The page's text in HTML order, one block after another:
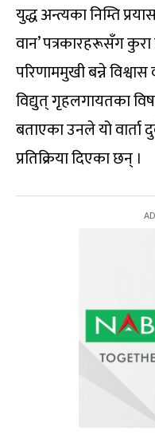
युद्ध अन्त्यका निम्ति
वान’ पत्रकारहरूसँग कुरा
परिणाममुखी बन्ने
विद्युत् गृहलगायतका
बताएका उनले यो वार्ता
प्रतिक्रिया दिएका छन् ।